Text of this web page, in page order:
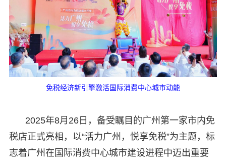
免税经济新引擎激活国际消费中心城市动能
2025年8月26日，备受瞩目的广州第一家市内免
税店正式亮相，以“活力广州，悦享免税”为主题，标
志着广州在国际消费中心城市建设进程中迈出重要